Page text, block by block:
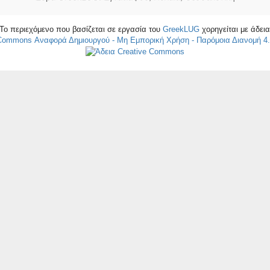
Το περιεχόμενο που βασίζεται σε εργασία τουGreekLUG χορηγείται με άδεια
Αναφορά Δημιουργού - Μη Εμπορική Χρήση - Παρόμοια Διανομή